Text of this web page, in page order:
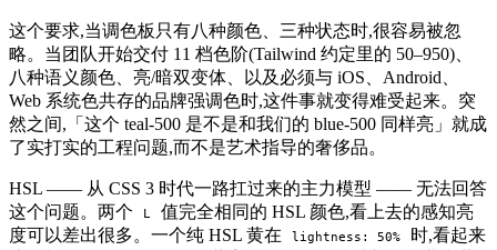
这个要求,当调色板只有八种颜色、三种状态时,很容易被忽
略。当团队开始交付 11 档色阶(Tailwind 约定里的 50–950)、
八种语义颜色、亮/暗双变体、以及必须与 iOS、Android、
Web 系统色共存的品牌强调色时,这件事就变得难受起来。突
然之间,「这个 teal-500 是不是和我们的 blue-500 同样亮」就成
了实打实的工程问题,而不是艺术指导的奢侈品。
HSL —— 从 CSS 3 时代一路扛过来的主力模型 —— 无法回答
这个问题。两个
L
值完全相同的 HSL 颜色,看上去的感知亮
度可以差出很多。一个纯 HSL 黄在
lightness: 50%
时,看起来